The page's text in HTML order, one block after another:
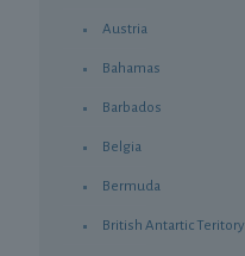
Austria
Bahamas
Barbados
Belgia
Bermuda
British Antartic Teritory